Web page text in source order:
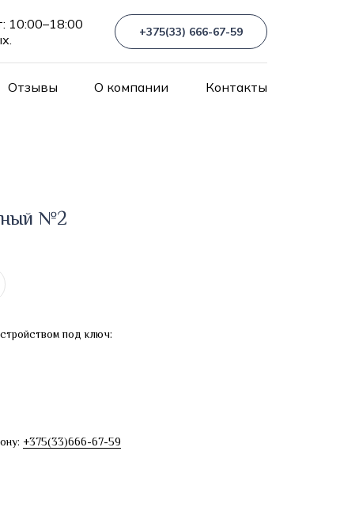
10:00–18:00
+375(33) 666-67-59
Отзывы О компании Контакты
№2
под ключ:
+375(33)666-67-59